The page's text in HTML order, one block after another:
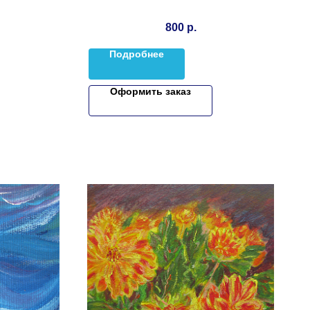
800 р.
Подробнее
Оформить заказ